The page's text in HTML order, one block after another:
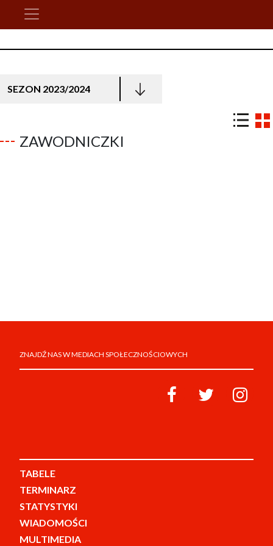
SEZON 2023/2024
ZAWODNICZKI
ZNAJDŹ NAS W MEDIACH SPOŁECZNOŚCIOWYCH
TABELE
TERMINARZ
STATYSTYKI
WIADOMOŚCI
MULTIMEDIA